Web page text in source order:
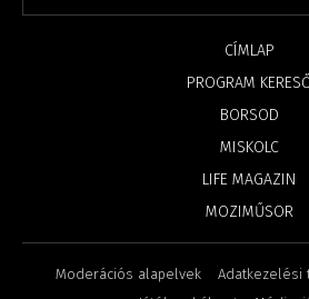
CÍMLAP
PROGRAM
BORSOD
MISKOLC
LIFE MAGAZIN
MOZIMŰSOR
Moderációs alapelvek Adatkezelési